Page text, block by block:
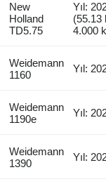
New
Holland
TD5.75
Yıl:
(55.13
4.000
Weidemann
1160
Yıl:
Weidemann
1190e
Yıl:
Weidemann
1390
Yıl: